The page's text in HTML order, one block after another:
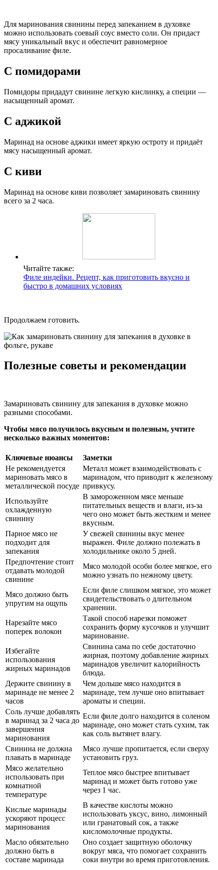
Для маринования свинины перед запеканием в духовке
можно использовать соевый соус вместо соли. Он придаст
мясу уникальный вкус и обеспечит равномерное
просаливание филе.
С помидорами
Помидоры придадут свинине легкую кислинку, а специи —
насыщенный аромат.
С аджикой
Маринад на основе аджики имеет яркую остроту и придаёт
мясу насыщенный аромат.
С киви
Маринад на основе киви позволяет замариновать свинину
всего за 2 часа.
Читайте также:
Филе индейки. Рецепт, как приготовить вкусно и
быстро в домашних условиях
Продолжаем готовить.
Полезные советы и рекомендации
Замариновать свинину для запекания в духовке можно
разными способами.
Чтобы мясо получилось вкусным и полезным, учтите
несколько важных моментов:
Ключевые нюансы
Заметки
Не рекомендуется
мариновать мясо в
металлической посуде
Металл может взаимодействовать с
маринадом, что приводит к железному
привкусу.
Используйте
охлажденную
свинину
В замороженном мясе меньше
питательных веществ и влаги, из-за
чего оно может быть жестким и менее
вкусным.
Парное мясо не
подходит для
запекания
У свежей свинины вкус менее
выражен. Филе должно полежать в
холодильнике около 5 дней.
Предпочтение стоит
отдавать молодой
свинине
Мясо молодой особи более мягкое, его
можно узнать по нежному цвету.
Мясо должно быть
упругим на ощупь
Если филе слишком мягкое, это может
свидетельствовать о длительном
хранении.
Нарезайте мясо
поперек волокон
Такой способ нарезки поможет
сохранить форму кусочков и улучшит
маринование.
Избегайте
использования
жирных маринадов
Свинина сама по себе достаточно
жирная, поэтому добавление жирных
маринадов увеличит калорийность
блюда.
Держите свинину в
маринаде не менее 2
часов
Чем дольше мясо находится в
маринаде, тем лучше оно впитывает
ароматы и специи.
Соль лучше добавлять
в маринад за 2 часа до
завершения
маринования
Если филе долго находится в соленом
маринаде, оно может стать сухим, так
как соль вытянет влагу.
Свинина не должна
плавать в маринаде
Мясо лучше пропитается, если сверху
установить груз.
Мясо желательно
использовать при
комнатной
температуре
Теплое мясо быстрее впитывает
маринад и может быть готово уже
через 1 час.
Кислые маринады
ускоряют процесс
маринования
В качестве кислоты можно
использовать уксус, вино, лимонный
или гранатовый сок, а также
кисломолочные продукты.
Масло обязательно
должно быть в
составе маринада
Оно создает защитную оболочку
вокруг мяса, что помогает сохранить
соки внутри во время приготовления.